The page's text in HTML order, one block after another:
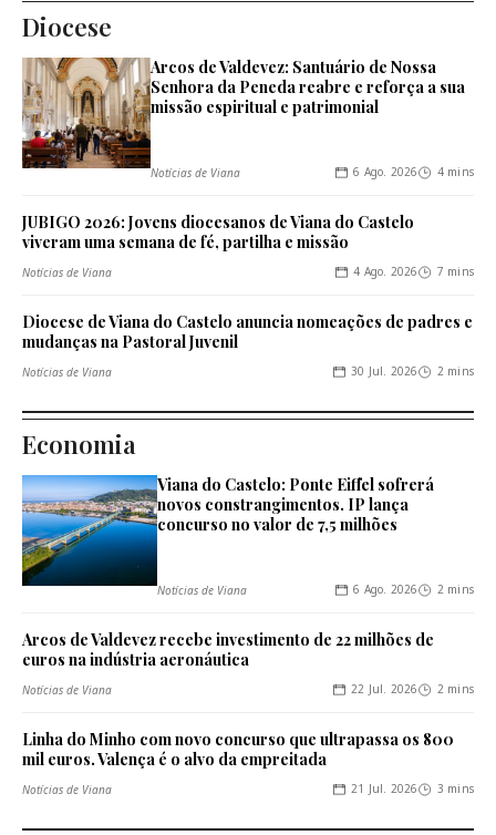
Diocese
Arcos de Valdevez: Santuário de Nossa
Senhora da Peneda reabre e reforça a sua
missão espiritual e patrimonial
Notícias de Viana 6 Ago. 2026 4 mins
JUBIGO 2026: Jovens diocesanos de Viana do Castelo
viveram uma semana de fé, partilha e missão
Notícias de Viana 4 Ago. 2026 7 mins
Diocese de Viana do Castelo anuncia nomeações de padres e
mudanças na Pastoral Juvenil
Notícias de Viana 30 Jul. 2026 2 mins
Economia
Viana do Castelo: Ponte Eiffel sofrerá
novos constrangimentos. IP lança
concurso no valor de 7,5 milhões
Notícias de Viana 6 Ago. 2026 2 mins
Arcos de Valdevez recebe investimento de 22 milhões de
euros na indústria aeronáutica
Notícias de Viana 22 Jul. 2026 2 mins
Linha do Minho com novo concurso que ultrapassa os 800
mil euros. Valença é o alvo da empreitada
Notícias de Viana 21 Jul. 2026 3 mins